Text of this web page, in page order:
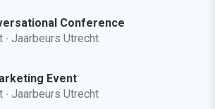
Conference
· Jaarbeurs Utrecht
Event
· Jaarbeurs Utrecht